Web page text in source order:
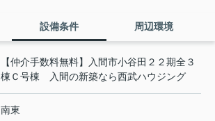
設備条件 周辺環境
【仲介手数料無料】入間市小谷田２２期全３
棟Ｃ号棟 入間の新築なら西武ハウジング
南東